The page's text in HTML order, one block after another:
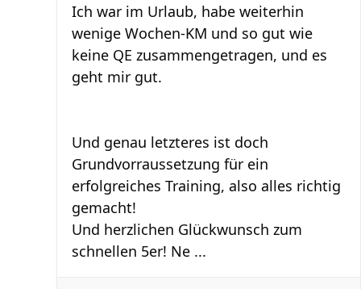
Ich war im Urlaub, habe weiterhin
wenige Wochen-KM und so gut wie
keine QE zusammengetragen, und es
geht mir gut.
Und genau letzteres ist doch
Grundvorraussetzung für ein
erfolgreiches Training, also alles richtig
gemacht!
Und herzlichen Glückwunsch zum
schnellen 5er! Ne ...